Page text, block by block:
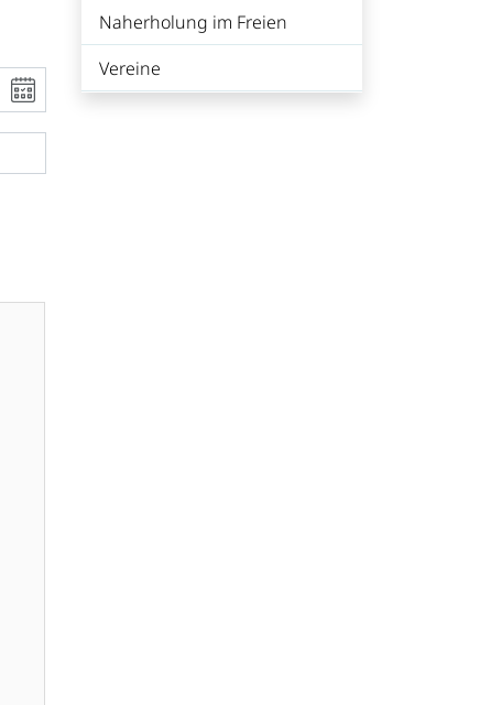
Naherholung im Freien
Vereine